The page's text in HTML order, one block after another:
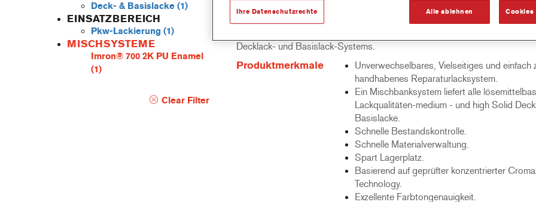
Deck- & Basislacke (1)
EINSATZBEREICH
Pkw-Lackierung (1)
MISCHSYSTEME
Imron® 700 2K PU Enamel
(1)
Clear Filter
Decklack- und Basislack-Systems.
Produktmerkmale
Unverwechselbares, Vielseitiges und einfach
handhabenes Reparaturlacksystem.
Ein Mischbanksystem liefert alle
Lackqualitäten-medium - und high Solid
Basislacke.
Schnelle Bestandskontrolle.
Schnelle Materialverwaltung.
Spart Lagerplatz.
Basierend auf geprüfter konzentrierter
Technology.
Exzellente Farbtongenauigkeit.
Alle ablehnen Cookies
Ihre Datenschutzrechte